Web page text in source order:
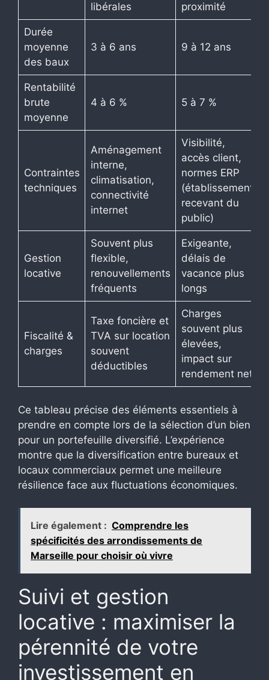
libérales
proximité
Durée
moyenne
des baux
3 à 6 ans 9 à 12 ans
Rentabilité
brute
moyenne
4 à 6 % 5 à 7 %
Contraintes
techniques
Aménagement
interne,
climatisation,
connectivité
internet
Visibilité,
accès client,
normes ERP
(établissement
recevant du
public)
Gestion
locative
Souvent plus
flexible,
renouvellements
fréquents
Exigeante,
délais de
vacance plus
longs
Fiscalité &
charges
Taxe foncière et
TVA sur location
souvent
déductibles
Charges
souvent plus
élevées,
impact sur
rendement net
Ce tableau précise des éléments essentiels à
prendre en compte lors de la sélection d’un bien
pour un portefeuille diversifié. L’expérience
montre que la diversification entre bureaux et
locaux commerciaux permet une meilleure
résilience face aux fluctuations économiques.
Lire également : Comprendre les
spécificités des arrondissements de
Marseille pour choisir où vivre
Suivi et gestion
locative : maximiser la
pérennité de votre
investissement en